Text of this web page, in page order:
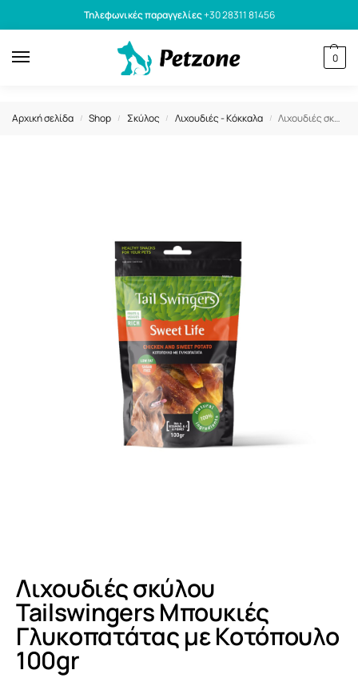
Τηλεφωνικές παραγγελίες+30 28311 81456
0
Αρχική σελίδα / Shop / Σκύλος / Λιχουδιές - Κόκκαλα / Λιχουδιές σκύλου Tailswingers Μπουκιές Γλυκοπατάτας με Κοτόπουλο 100gr
Λιχουδιές σκύλου
Tailswingers Μπουκιές
Γλυκοπατάτας με Κοτόπουλο
100gr